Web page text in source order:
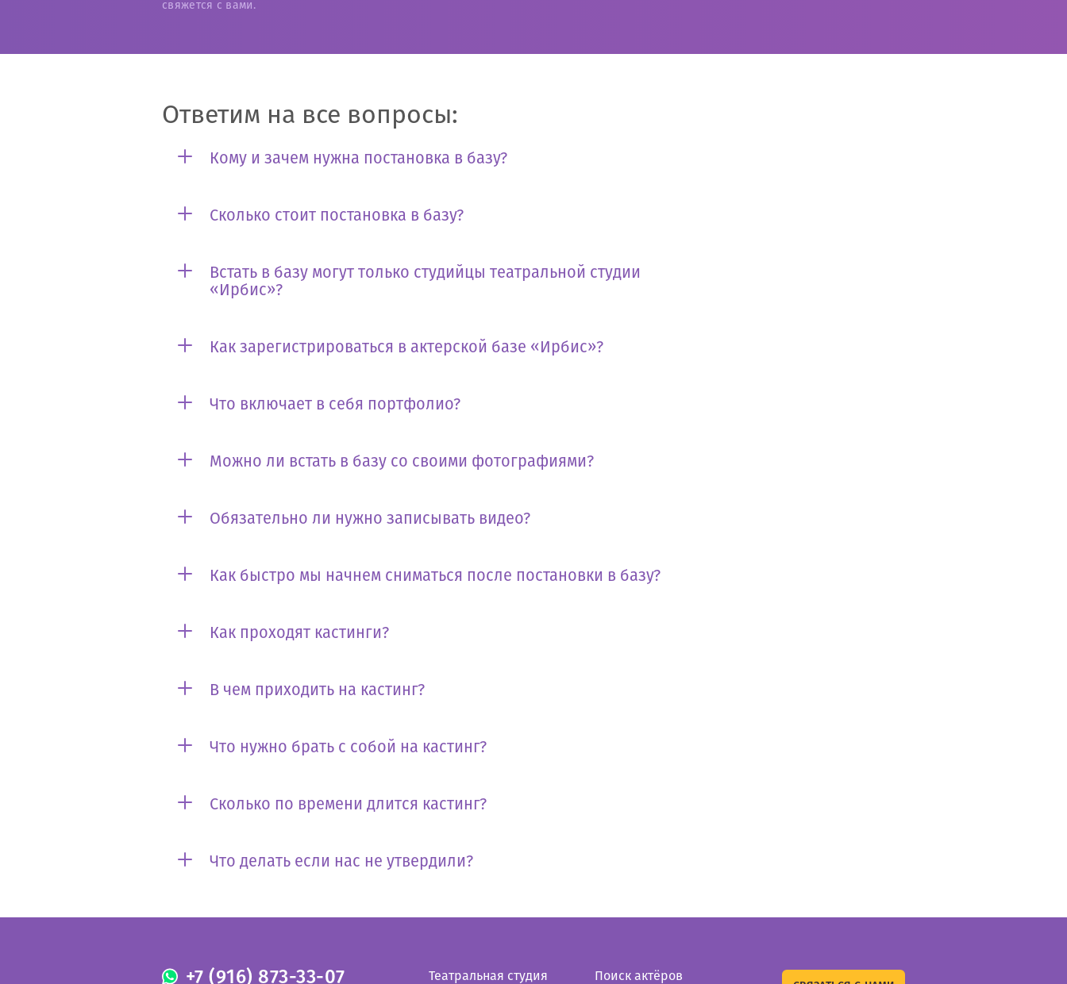
свяжется с вами.
Ответим на все вопросы:
Кому и зачем нужна постановка в базу?
Сколько стоит постановка в базу?
Встать в базу могут только студийцы театральной студии
«Ирбис»?
Как зарегистрироваться в актерской базе «Ирбис»?
Что включает в себя портфолио?
Можно ли встать в базу со своими фотографиями?
Обязательно ли нужно записывать видео?
Как быстро мы начнем сниматься после постановки в базу?
Как проходят кастинги?
В чем приходить на кастинг?
Что нужно брать с собой на кастинг?
Сколько по времени длится кастинг?
Что делать если нас не утвердили?
+7 (916) 873-33-07 Театральная студия Поиск актёров